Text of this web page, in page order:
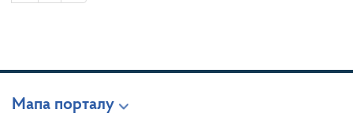
Мапа порталу